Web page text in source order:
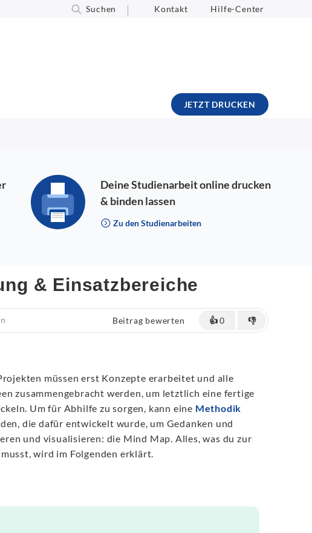
Suchen Kontakt Hilfe-Center
JETZT DRUCKEN
Deine Studienarbeit online drucken
& binden lassen
Zu den Studienarbeiten
& Einsatzbereiche
Beitrag bewerten 👍0 👎
müssen erst Konzepte erarbeitet und alle
zusammengebracht werden, um letztlich eine fertige
Um für Abhilfe zu sorgen, kann eine Methodik
die dafür entwickelt wurde, um Gedanken und
und visualisieren: die Mind Map. Alles, was du zur
wird im Folgenden erklärt.